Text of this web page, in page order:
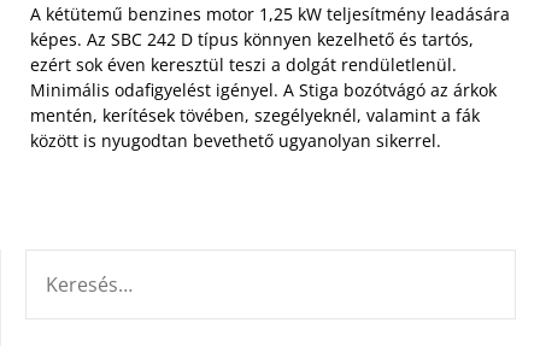
A kétütemű benzines motor 1,25 kW teljesítmény leadására
képes. Az SBC 242 D típus könnyen kezelhető és tartós,
ezért sok éven keresztül teszi a dolgát rendületlenül.
Minimális odafigyelést igényel. A Stiga bozótvágó az árkok
mentén, kerítések tövében, szegélyeknél, valamint a fák
között is nyugodtan bevethető ugyanolyan sikerrel.